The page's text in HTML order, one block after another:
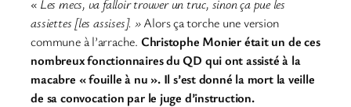
« Les mecs, va falloir trouver un truc, sinon ça pue les
assiettes [les assises]. »Alors ça torche une version
commune à l’arrache. Christophe Monier était un de ces
nombreux fonctionnaires du QD qui ont assisté à la
macabre « fouille à nu ». Il s’est donné la mort la veille
de sa convocation par le juge d’instruction.